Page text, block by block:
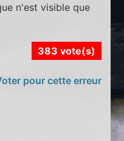
n'est visible que
383 vote(s)
pour cette erreur